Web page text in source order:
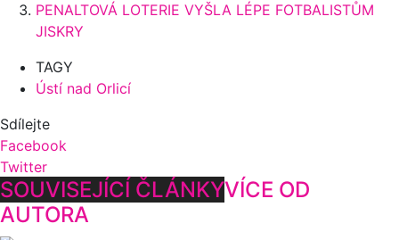
PENALTOVÁ LOTERIE VYŠLA LÉPE FOTBALISTŮM
JISKRY
TAGY
Ústí nad Orlicí
Sdílejte
Facebook
Twitter
SOUVISEJÍCÍ ČLÁNKYVÍCE OD
AUTORA